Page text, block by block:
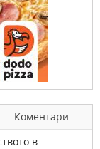
Коментари
в